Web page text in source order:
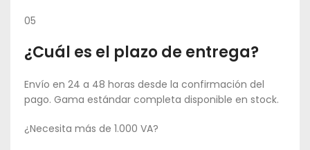
05
¿Cuál es el plazo de entrega?
Envío en 24 a 48 horas desde la confirmación del
pago. Gama estándar completa disponible en stock.
¿Necesita más de 1.000 VA?